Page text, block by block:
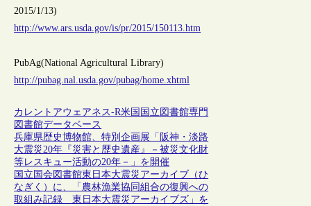
2015/1/13)
http://www.ars.usda.gov/is/pr/2015/150113.htm
PubAg(National Agricultural Library)
http://pubag.nal.usda.gov/pubag/home.xhtml
カレントアウェアネス-R米国 国立図書館専門
図書館データベース
兵庫県歴史博物館、特別企画展「阪神・淡路
大震災20年『災害と歴史遺産』－被災文化財
等レスキュー活動の20年－」を開催
国立国会図書館東日本大震災アーカイブ（ひ
なぎく）に、「農林漁業協同組合の復興への
取組み記録 東日本大震災アーカイブズ」を